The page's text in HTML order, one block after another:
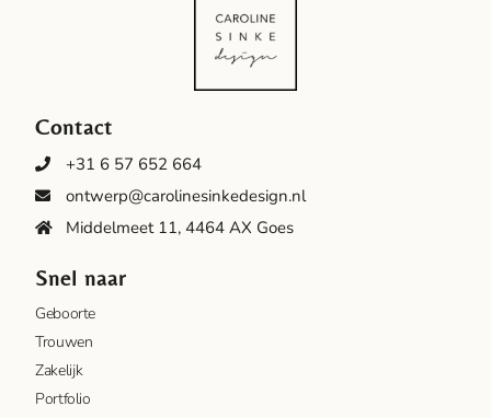
Contact
+31 6 57 652 664
ontwerp@carolinesinkedesign.nl
Middelmeet 11, 4464 AX Goes
Snel naar
Geboorte
Trouwen
Zakelijk
Portfolio